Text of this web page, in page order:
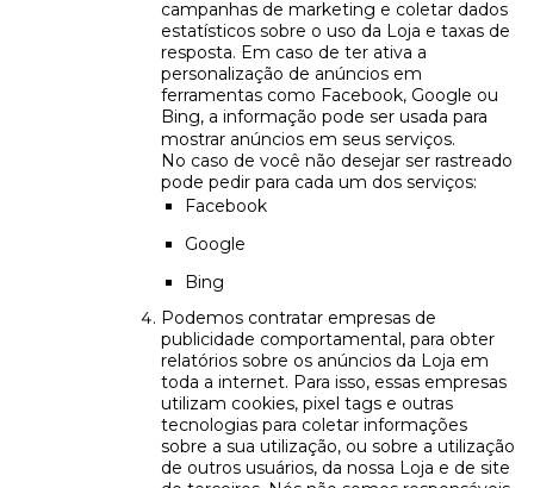
campanhas de marketing e coletar dados
estatísticos sobre o uso da Loja e taxas de
resposta. Em caso de ter ativa a
personalização de anúncios em
ferramentas como Facebook, Google ou
Bing, a informação pode ser usada para
mostrar anúncios em seus serviços.
No caso de você não desejar ser rastreado
pode pedir para cada um dos serviços:
Facebook
Google
Bing
Podemos contratar empresas de
publicidade comportamental, para obter
relatórios sobre os anúncios da Loja em
toda a internet. Para isso, essas empresas
utilizam cookies, pixel tags e outras
tecnologias para coletar informações
sobre a sua utilização, ou sobre a utilização
de outros usuários, da nossa Loja e de site